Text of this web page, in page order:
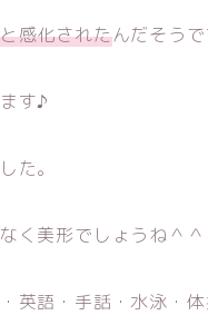
感化されたんだそうで
す♪
た。
く美形でしょうね＾＾
英語・手話・水泳・